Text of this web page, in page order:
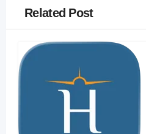
Related Post